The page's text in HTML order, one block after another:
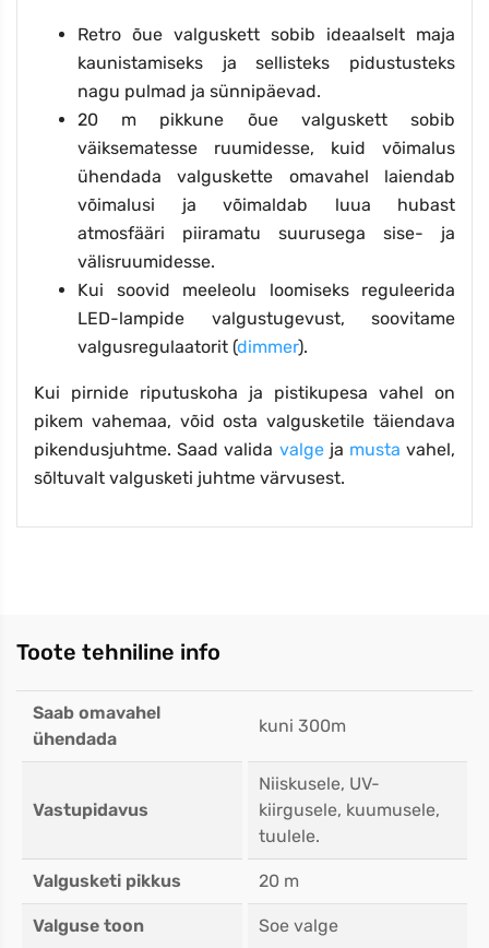
Retro õue valguskett sobib ideaalselt maja
kaunistamiseks ja sellisteks pidustusteks
nagu pulmad ja sünnipäevad.
20 m pikkune õue valguskett sobib
väiksematesse ruumidesse, kuid võimalus
ühendada valguskette omavahel laiendab
võimalusi ja võimaldab luua hubast
atmosfääri piiramatu suurusega sise- ja
välisruumidesse.
Kui soovid meeleolu loomiseks reguleerida
LED-lampide valgustugevust, soovitame
valgusregulaatorit (dimmer).
Kui pirnide riputuskoha ja pistikupesa vahel on
pikem vahemaa, võid osta valgusketile täiendava
pikendusjuhtme. Saad valida valge ja mustavahel,
sõltuvalt valgusketi juhtme värvusest.
Toote tehniline info
Saab omavahel
ühendada
kuni 300m
Vastupidavus
Niiskusele, UV-
kiirgusele, kuumusele,
tuulele.
Valgusketi pikkus 20 m
Valguse toon Soe valge